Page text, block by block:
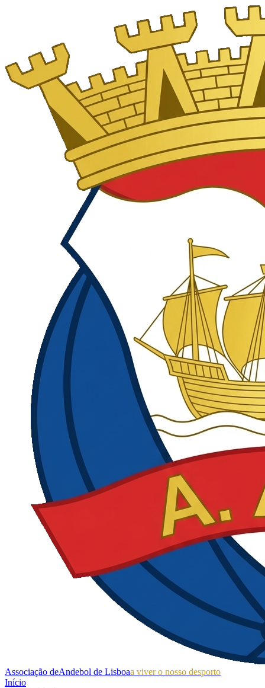
Associação deAndebol de Lisboaa viver o nosso desporto
Início